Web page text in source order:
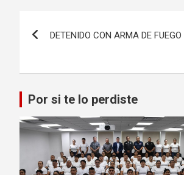
entradas
DETENIDO CON ARMA DE FUEGO
Por si te lo perdiste